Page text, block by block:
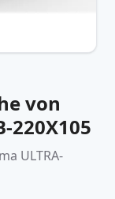
von
220X105
ULTRA-